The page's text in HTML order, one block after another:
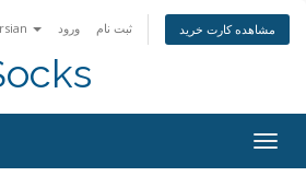
ورود ثبت نام مشاهده کارت خرید